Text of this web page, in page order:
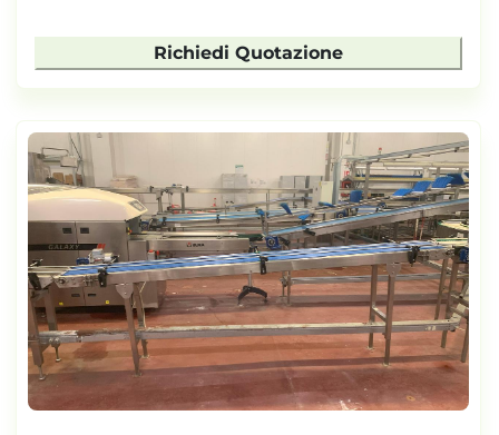
Richiedi Quotazione